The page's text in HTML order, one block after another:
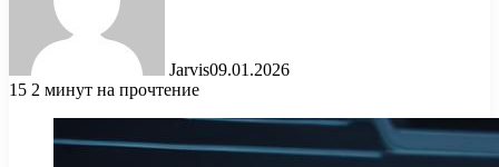
Jarvis09.01.2026
15 2 минут на прочтение